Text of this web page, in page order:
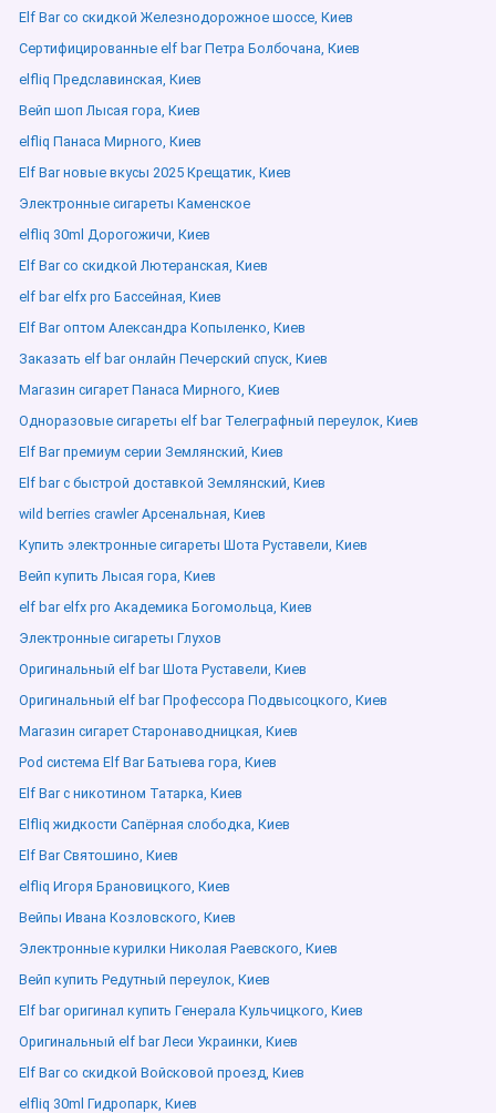
Elf Bar со скидкой Железнодорожное шоссе, Киев
Сертифицированные elf bar Петра Болбочана, Киев
elfliq Предславинская, Киев
Вейп шоп Лысая гора, Киев
elfliq Панаса Мирного, Киев
Elf Bar новые вкусы 2025 Крещатик, Киев
Электронные сигареты Каменское
elfliq 30ml Дорогожичи, Киев
Elf Bar со скидкой Лютеранская, Киев
elf bar elfx pro Бассейная, Киев
Elf Bar оптом Александра Копыленко, Киев
Заказать elf bar онлайн Печерский спуск, Киев
Магазин сигарет Панаса Мирного, Киев
Одноразовые сигареты elf bar Телеграфный переулок, Киев
Elf Bar премиум серии Землянский, Киев
Elf bar с быстрой доставкой Землянский, Киев
wild berries crawler Арсенальная, Киев
Купить электронные сигареты Шота Руставели, Киев
Вейп купить Лысая гора, Киев
elf bar elfx pro Академика Богомольца, Киев
Электронные сигареты Глухов
Оригинальный elf bar Шота Руставели, Киев
Оригинальный elf bar Профессора Подвысоцкого, Киев
Магазин сигарет Старонаводницкая, Киев
Pod система Elf Bar Батыева гора, Киев
Elf Bar с никотином Татарка, Киев
Elfliq жидкости Сапёрная слободка, Киев
Elf Bar Святошино, Киев
elfliq Игоря Брановицкого, Киев
Вейпы Ивана Козловского, Киев
Электронные курилки Николая Раевского, Киев
Вейп купить Редутный переулок, Киев
Elf bar оригинал купить Генерала Кульчицкого, Киев
Оригинальный elf bar Леси Украинки, Киев
Elf Bar со скидкой Войсковой проезд, Киев
elfliq 30ml Гидропарк, Киев